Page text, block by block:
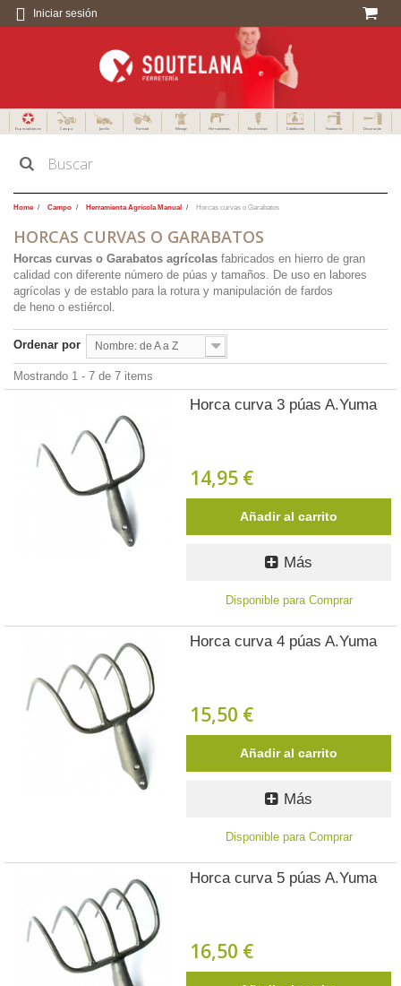
Iniciar sesión
Especialistas en Campo Jardín Forestal Menaje Herramientas Electricidad Calefacción Fontanería Decoración
Home Campo Herramienta Agrícola Manual Horcas curvas o Garabatos
HORCAS CURVAS O GARABATOS
Horcas curvas o Garabatos agrícolas fabricados en hierro de gran
calidad con diferente número de púas y tamaños. De uso en labores
agrícolas y de establo para la rotura y manipulación de fardos
de heno o estiércol.
Ordenar por Nombre: de A a Z
Mostrando 1 - 7 de 7 items
Horca curva 3 púas A.Yuma
14,95 €
Añadir al carrito
Más
Disponible para Comprar
Horca curva 4 púas A.Yuma
15,50 €
Añadir al carrito
Más
Disponible para Comprar
Horca curva 5 púas A.Yuma
16,50 €